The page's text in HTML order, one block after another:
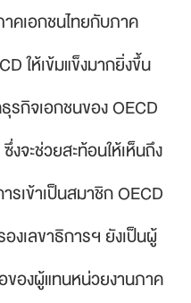
คเอกชนไทยกับภาค
ให้เข้มแข็งมากยิ่งขึ้น
รกิจเอกชนของ OECD
จะช่วยสะท้อนให้เห็นถึง
รเข้าเป็นสมาชิก OECD
งเลขาธิการฯ ยังเป็นผู้
ของผู้แทนหน่วยงานภาค